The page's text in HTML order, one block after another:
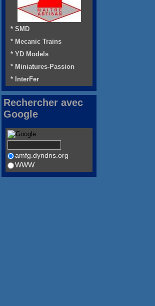
* SMD
* Mecanic Trains
* YD Models
* Miniatures-Passion
* InterFer
Rechercher avec
Google
amfg.dyndns.org
WWW